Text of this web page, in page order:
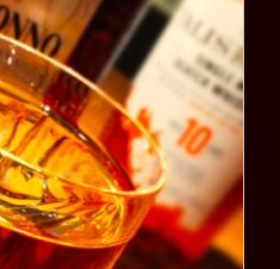
ザー（GOD
）
らせ